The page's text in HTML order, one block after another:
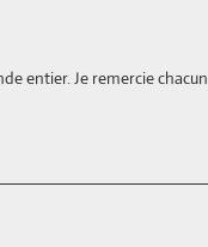
entier. Je remercie